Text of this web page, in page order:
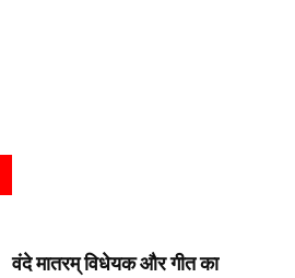
वंदे मातरम् विधेयक और गीत का